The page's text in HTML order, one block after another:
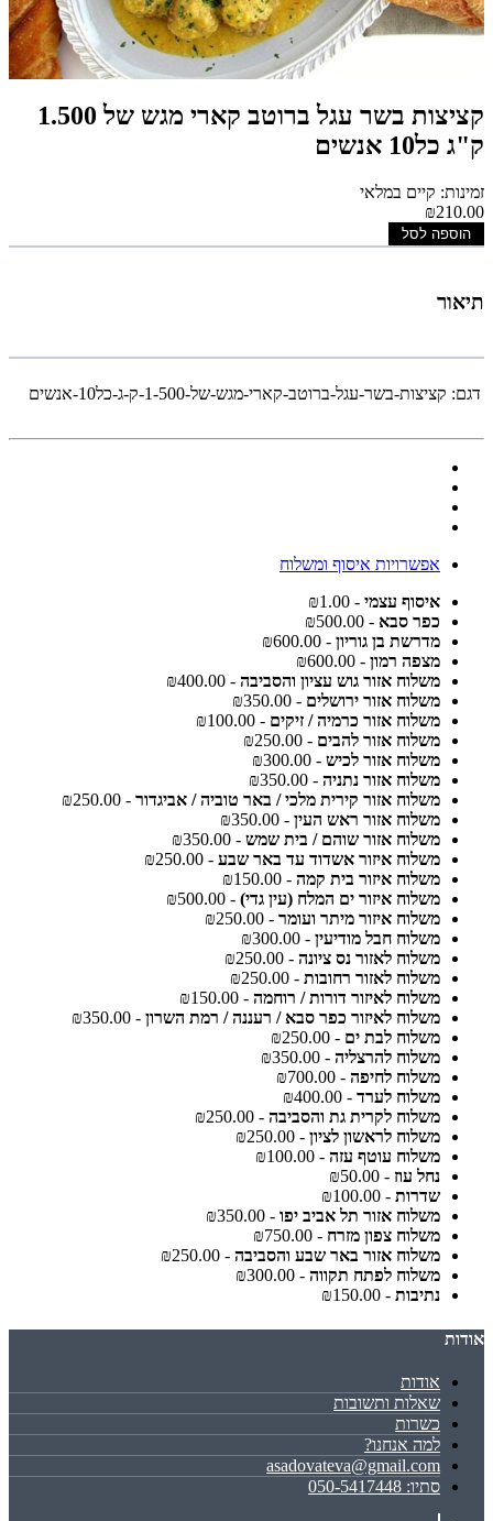
קציצות בשר עגל ברוטב קארי מגש של 1.500
ק"ג כל10 אנשים
זמינות: קיים במלאי
₪210.00
הוספה לסל
תיאור
דגם: קציצות-בשר-עגל-ברוטב-קארי-מגש-של-1-500-ק-ג-כל10-אנשים
אפשרויות איסוף ומשלוח
איסוף עצמי - ₪1.00
כפר סבא - ₪500.00
מדרשת בן גוריון - ₪600.00
מצפה רמון - ₪600.00
משלוח אזור גוש עציון והסביבה - ₪400.00
משלוח אזור ירושלים - ₪350.00
משלוח אזור כרמיה / זיקים - ₪100.00
משלוח אזור להבים - ₪250.00
משלוח אזור לכיש - ₪300.00
משלוח אזור נתניה - ₪350.00
משלוח אזור קירית מלכי / באר טוביה / אביגדור - ₪250.00
משלוח אזור ראש העין - ₪350.00
משלוח אזור שוהם / בית שמש - ₪350.00
משלוח איזור אשדוד עד באר שבע - ₪250.00
משלוח איזור בית קמה - ₪150.00
משלוח איזור ים המלח (עין גדי) - ₪500.00
משלוח איזור מיתר ועומר - ₪250.00
משלוח חבל מודיעין - ₪300.00
משלוח לאזור נס ציונה - ₪250.00
משלוח לאזור רחובות - ₪250.00
משלוח לאיזור דורות / רוחמה - ₪150.00
משלוח לאיזור כפר סבא / רעננה / רמת השרון - ₪350.00
משלוח לבת ים - ₪250.00
משלוח להרצליה - ₪350.00
משלוח לחיפה - ₪700.00
משלוח לערד - ₪400.00
משלוח לקרית גת והסביבה - ₪250.00
משלוח לראשון לציון - ₪250.00
משלוח עוטף עזה - ₪100.00
נחל עוז - ₪50.00
שדרות - ₪100.00
משלוח אזור תל אביב יפו - ₪350.00
משלוח צפון מזרח - ₪750.00
משלוח אזור באר שבע והסביבה - ₪250.00
משלוח לפתח תקווה - ₪300.00
נתיבות - ₪150.00
אודות
אודות
שאלות ותשובות
כשרות
למה אנחנו?
asadovateva@gmail.com
סתיו: 050-5417448